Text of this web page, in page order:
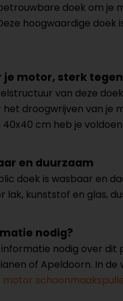
doek om je
hoogwaardige
je motor, sterk
van deze
droogwrijven van je
cm heb je
en duurzaam
doek is wasbaar en
lak, kunststof en glas,
nodig?
nodig over dit
of Apeldoorn. In
motor